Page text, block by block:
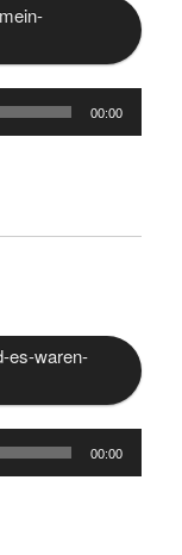
00:00
es-waren-
00:00